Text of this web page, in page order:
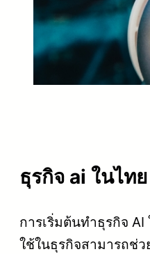
ธุรกิจ ai ในไทย
การเริ่มต้นทำธุรกิจ AI
ใช้ในธุรกิจสามารถช่